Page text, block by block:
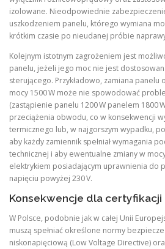
izolowane. Nieodpowiednie
uszkodzeniem panelu, którego wymiana
krótkim czasie po nieudanej próbie
Kolejnym istotnym zagrożeniem jest
panelu, jeżeli jego moc nie jest
sterującego. Przykładowo, zamiana panelu
mocy 1500 W może nie spowodować
(zastąpienie panelu 1200 W panelem 1800
przeciążenia obwodu, co w konsekwencji
termicznego lub, w najgorszym wypadku,
aby każdy zamiennik spełniał wymagania
technicznej i aby ewentualne zmiany w
elektrykiem posiadającym uprawnienia do
napięciu powyżej 230 V.
Konsekwencje dla certyfikacji
W Polsce, podobnie jak w całej Unii
muszą spełniać określone normy
niskonapięciową (Low Voltage Directive)